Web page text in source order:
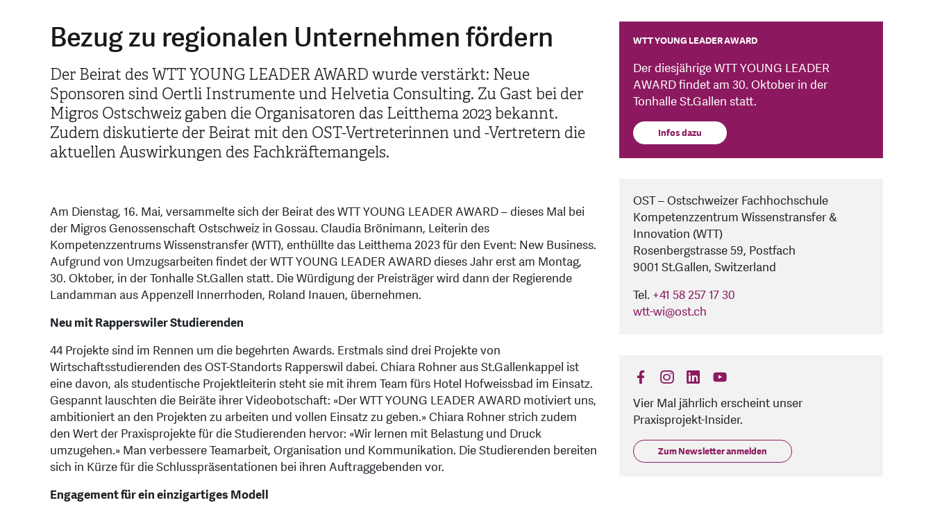
Bezug zu regionalen Unternehmen fördern
Der Beirat des WTT YOUNG LEADER AWARD wurde verstärkt: Neue
Sponsoren sind Oertli Instrumente und Helvetia Consulting. Zu Gast bei der
Migros Ostschweiz gaben die Organisatoren das Leitthema 2023 bekannt.
Zudem diskutierte der Beirat mit den OST-Vertreterinnen und -Vertretern die
aktuellen Auswirkungen des Fachkräftemangels.
Am Dienstag, 16. Mai, versammelte sich der Beirat des WTT YOUNG LEADER AWARD – dieses Mal bei
der Migros Genossenschaft Ostschweiz in Gossau. Claudia Brönimann, Leiterin des
Kompetenzzentrums Wissenstransfer (WTT), enthüllte das Leitthema 2023 für den Event: New Business.
Aufgrund von Umzugsarbeiten findet der WTT YOUNG LEADER AWARD dieses Jahr erst am Montag,
30. Oktober, in der Tonhalle St.Gallen statt. Die Würdigung der Preisträger wird dann der Regierende
Landamman aus Appenzell Innerrhoden, Roland Inauen, übernehmen.
Neu mit Rapperswiler Studierenden
44 Projekte sind im Rennen um die begehrten Awards. Erstmals sind drei Projekte von
Wirtschaftsstudierenden des OST-Standorts Rapperswil dabei. Chiara Rohner aus St.Gallenkappel ist
eine davon, als studentische Projektleiterin steht sie mit ihrem Team fürs Hotel Hofweissbad im Einsatz.
Gespannt lauschten die Beiräte ihrer Videobotschaft: «Der WTT YOUNG LEADER AWARD motiviert uns,
ambitioniert an den Projekten zu arbeiten und vollen Einsatz zu geben.» Chiara Rohner strich zudem
den Wert der Praxisprojekte für die Studierenden hervor: «Wir lernen mit Belastung und Druck
umzugehen.» Man verbessere Teamarbeit, Organisation und Kommunikation. Die Studierenden bereiten
sich in Kürze für die Schlusspräsentationen bei ihren Auftraggebenden vor.
Engagement für ein einzigartiges Modell
WTT YOUNG LEADER AWARD
Der diesjährige WTT YOUNG LEADER
AWARD findet am 30. Oktober in der
Tonhalle St.Gallen statt.
Infos dazu
OST – Ostschweizer Fachhochschule
Kompetenzzentrum Wissenstransfer &
Innovation (WTT)
Rosenbergstrasse 59, Postfach
9001 St.Gallen, Switzerland
Tel. +41 58 257 17 30
wtt-wi@ost.ch
find us on: facebook
find us on: instagram
find us on: linkedin
find us on: youtube
Vier Mal jährlich erscheint unser
Praxisprojekt-Insider.
Zum Newsletter anmelden